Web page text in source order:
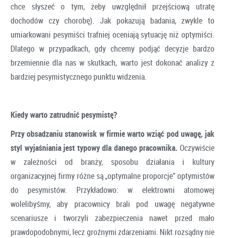
chce słyszeć o tym, żeby uwzględnił przejściową utratę
dochodów czy chorobę). Jak pokazują badania, zwykle to
umiarkowani pesymiści trafniej oceniają sytuację niż optymiści.
Dlatego w przypadkach, gdy chcemy podjąć decyzje bardzo
brzemiennie dla nas w skutkach, warto jest dokonać analizy z
bardziej pesymistycznego punktu widzenia.
Kiedy warto zatrudnić pesymistę?
Przy obsadzaniu stanowisk w firmie warto wziąć pod uwagę, jak
styl wyjaśniania jest typowy dla danego pracownika. Oczywiście
w zależności od branży, sposobu działania i kultury
organizacyjnej firmy różne są „optymalne proporcje” optymistów
do pesymistów. Przykładowo: w elektrowni atomowej
wolelibyśmy, aby pracownicy brali pod uwagę negatywne
scenariusze i tworzyli zabezpieczenia nawet przed mało
prawdopodobnymi, lecz groźnymi zdarzeniami. Nikt rozsądny nie